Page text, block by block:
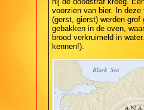
voorzien van bier. In deze
(gerst, gierst) werden grof
gebakken in de oven,
brood verkruimeld in
kennen!).